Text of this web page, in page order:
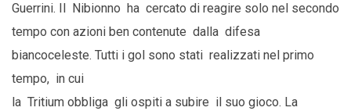
Guerrini. Il Nibionno ha cercato di reagire solo nel secondo
tempo con azioni ben contenute dalla difesa
biancoceleste. Tutti i gol sono stati realizzati nel primo
tempo, in cui
la Tritium obbliga gli ospiti a subire il suo gioco. La